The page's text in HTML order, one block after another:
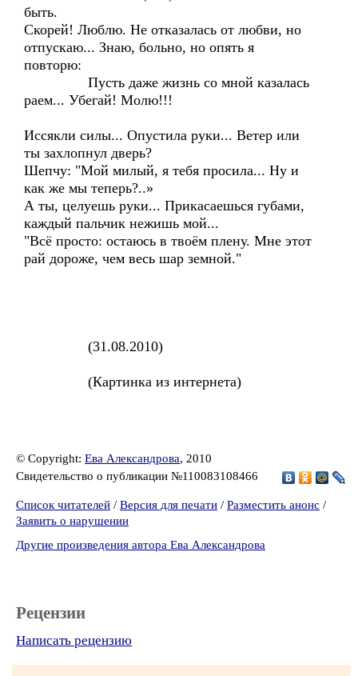
быть.
Скорей! Люблю. Не отказалась от любви, но
отпускаю... Знаю, больно, но опять я
повторю:
Пусть даже жизнь со мной казалась
раем... Убегай! Молю!!!
Иссякли силы... Опустила руки... Ветер или
ты захлопнул дверь?
Шепчу: "Мой милый, я тебя просила... Ну и
как же мы теперь?..»
А ты, целуешь руки... Прикасаешься губами,
каждый пальчик нежишь мой...
"Всё просто: остаюсь в твоём плену. Мне этот
рай дороже, чем весь шар земной."
(31.08.2010)
(Картинка из интернета)
© Copyright: Ева Александрова, 2010
Свидетельство о публикации №110083108466
Список читателей / Версия для печати / Разместить анонс /
Заявить о нарушении
Другие произведения автора Ева Александрова
Рецензии
Написать рецензию